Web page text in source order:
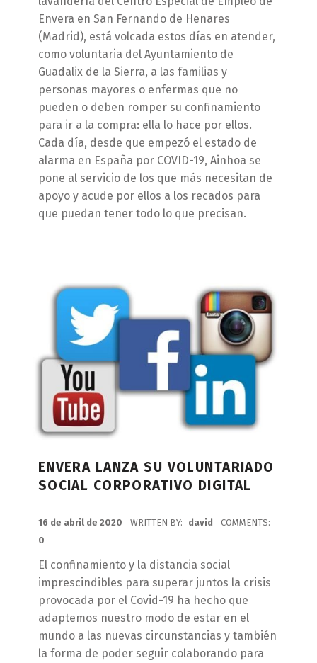
Envera en San Fernando de Henares
(Madrid), está volcada estos días en atender,
como voluntaria del Ayuntamiento de
Guadalix de la Sierra, a las familias y
personas mayores o enfermas que no
pueden o deben romper su confinamiento
para ir a la compra: ella lo hace por ellos.
Cada día, desde que empezó el estado de
alarma en España por COVID-19, Ainhoa se
pone al servicio de los que más necesitan de
apoyo y acude por ellos a los recados para
que puedan tener todo lo que precisan.
ENVERA LANZA SU VOLUNTARIADO
SOCIAL CORPORATIVO DIGITAL
16 de abril de 2020 WRITTEN BY: david
COMMENTS:
0
El confinamiento y la distancia social
imprescindibles para superar juntos la crisis
provocada por el Covid-19 ha hecho que
adaptemos nuestro modo de estar en el
mundo a las nuevas circunstancias y también
la forma de poder seguir colaborando para